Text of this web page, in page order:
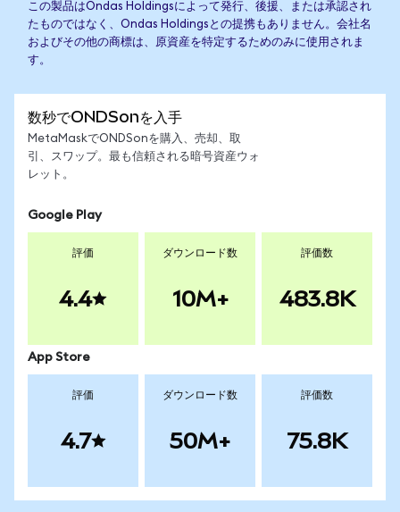
この製品はOndas Holdingsによって発行、後援、または承認され
たものではなく、Ondas Holdingsとの提携もありません。会社名
およびその他の商標は、原資産を特定するためのみに使用されま
す。
数秒でONDSonを入手
MetaMaskでONDSonを購入、売却、取
引、スワップ。最も信頼される暗号資産ウォ
レット。
Google Play
評価
4.4
ダウンロード数
10M+
評価数
483.8K
App Store
評価
4.7
ダウンロード数
50M+
評価数
75.8K